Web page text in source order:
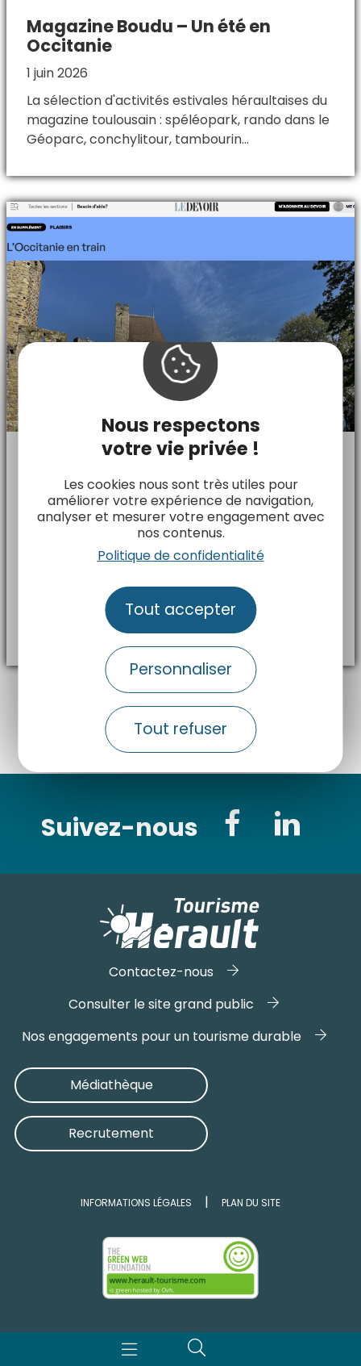
Nous respectons
votre vie privée !
Les cookies nous sont très utiles pour
améliorer votre expérience de navigation,
analyser et mesurer votre engagement avec
nos contenus.
Politique de confidentialité
Tout accepter
Personnaliser
Tout refuser
Magazine Boudu – Un été en
Occitanie
1 juin 2026
La sélection d'activités estivales héraultaises du
magazine toulousain : spéléopark, rando dans le
Géoparc, conchylitour, tambourin...
#PATRIMOINE #PAPIER #WEB
Le Devoir – L’Occitanie en train
23 mai 2026
La journaliste canadienne Marie-Julie Gagnon a
et livre ses impressions.
Voir toutes les retombées presse
Suivez-nous
Contactez-nous
Consulter le site grand public
Nos engagements pour un tourisme durable
Médiathèque
Recrutement
INFORMATIONS LÉGALES PLAN DU SITE